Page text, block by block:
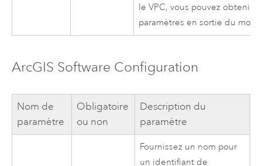
leVPC, vous pouvez obtenir
paramètres en sortie du
ArcGIS Software Configuration
Nom de
paramètre
Obligatoire
ou non
Description du
paramètre
Fournissez un nom pour
un identifiant de